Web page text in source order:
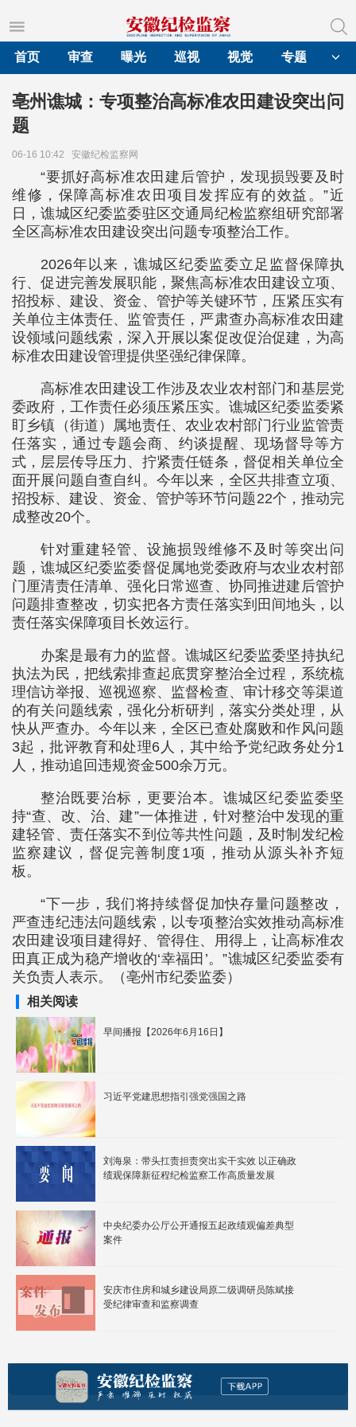
首页
审查 曝光 巡视 视觉 专题
亳州谯城：专项整治高标准农田建设突出问
题
06-16 10:42 安徽纪检监察网
“要抓好高标准农田建后管护，发现损毁要及时
维修，保障高标准农田项目发挥应有的效益。”近
日，谯城区纪委监委驻区交通局纪检监察组研究部署
全区高标准农田建设突出问题专项整治工作。
2026年以来，谯城区纪委监委立足监督保障执
行、促进完善发展职能，聚焦高标准农田建设立项、
招投标、建设、资金、管护等关键环节，压紧压实有
关单位主体责任、监管责任，严肃查办高标准农田建
设领域问题线索，深入开展以案促改促治促建，为高
标准农田建设管理提供坚强纪律保障。
高标准农田建设工作涉及农业农村部门和基层党
委政府，工作责任必须压紧压实。谯城区纪委监委紧
盯乡镇（街道）属地责任、农业农村部门行业监管责
任落实，通过专题会商、约谈提醒、现场督导等方
式，层层传导压力、拧紧责任链条，督促相关单位全
面开展问题自查自纠。今年以来，全区共排查立项、
招投标、建设、资金、管护等环节问题22个，推动完
成整改20个。
针对重建轻管、设施损毁维修不及时等突出问
题，谯城区纪委监委督促属地党委政府与农业农村部
门厘清责任清单、强化日常巡查、协同推进建后管护
问题排查整改，切实把各方责任落实到田间地头，以
责任落实保障项目长效运行。
办案是最有力的监督。谯城区纪委监委坚持执纪
执法为民，把线索排查起底贯穿整治全过程，系统梳
理信访举报、巡视巡察、监督检查、审计移交等渠道
的有关问题线索，强化分析研判，落实分类处理，从
快从严查办。今年以来，全区已查处腐败和作风问题
3起，批评教育和处理6人，其中给予党纪政务处分1
人，推动追回违规资金500余万元。
整治既要治标，更要治本。谯城区纪委监委坚
持“查、改、治、建”一体推进，针对整治中发现的重
建轻管、责任落实不到位等共性问题，及时制发纪检
监察建议，督促完善制度1项，推动从源头补齐短
板。
“下一步，我们将持续督促加快存量问题整改，
严查违纪违法问题线索，以专项整治实效推动高标准
农田建设项目建得好、管得住、用得上，让高标准农
田真正成为稳产增收的‘幸福田’。”谯城区纪委监委有
关负责人表示。（亳州市纪委监委）
相关阅读
早间播报【2026年6月16日】
习近平党建思想指引强党强国之路
刘海泉：带头扛责担责突出实干实效 以正确政
绩观保障新征程纪检监察工作高质量发展
中央纪委办公厅公开通报五起政绩观偏差典型
案件
安庆市住房和城乡建设局原二级调研员陈斌接
受纪律审查和监察调查